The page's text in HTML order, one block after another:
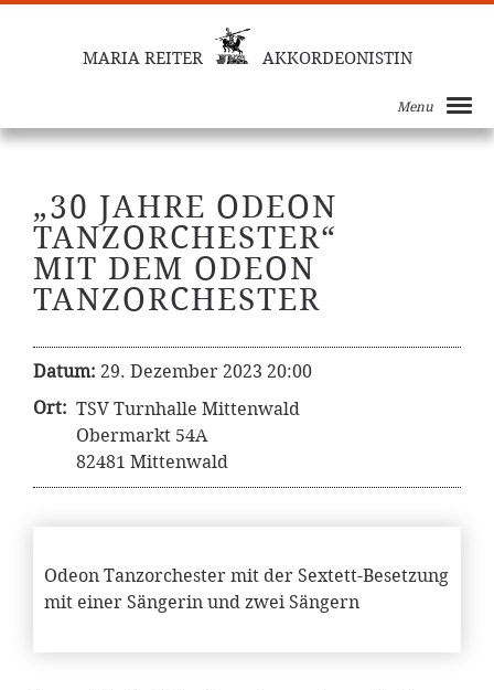
MARIA REITER AKKORDEONISTIN
Menu
„30 JAHRE ODEON
TANZORCHESTER“
MIT DEM ODEON
TANZORCHESTER
Datum: 29. Dezember 2023 20:00
Ort: TSV Turnhalle Mittenwald
Obermarkt 54A
82481 Mittenwald
Odeon Tanzorchester mit der Sextett-Besetzung
mit einer Sängerin und zwei Sängern